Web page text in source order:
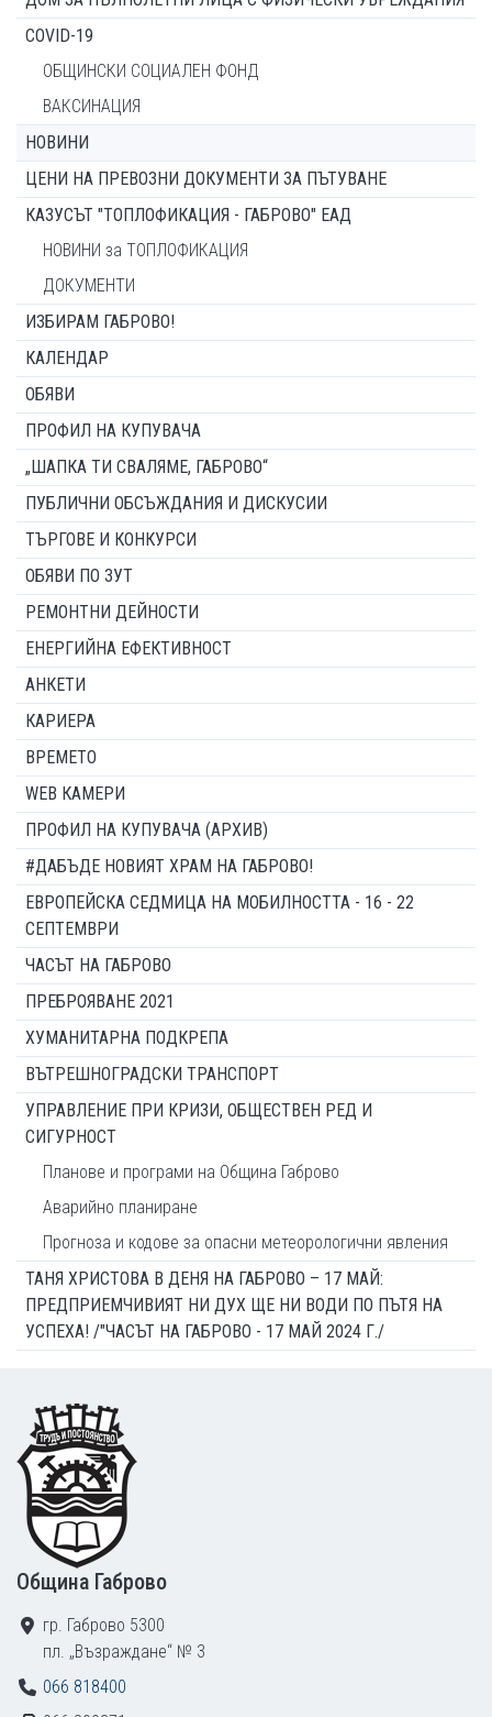
COVID-19
ОБЩИНСКИ СОЦИАЛЕН ФОНД
ВАКСИНАЦИЯ
НОВИНИ
ЦЕНИ НА ПРЕВОЗНИ ДОКУМЕНТИ ЗА ПЪТУВАНЕ
КАЗУСЪТ "ТОПЛОФИКАЦИЯ - ГАБРОВО" ЕАД
НОВИНИ за ТОПЛОФИКАЦИЯ
ДОКУМЕНТИ
ИЗБИРАМ ГАБРОВО!
КАЛЕНДАР
ОБЯВИ
ПРОФИЛ НА КУПУВАЧА
„ШАПКА ТИ СВАЛЯМЕ, ГАБРОВО“
ПУБЛИЧНИ ОБСЪЖДАНИЯ И ДИСКУСИИ
ТЪРГОВЕ И КОНКУРСИ
ОБЯВИ ПО ЗУТ
РЕМОНТНИ ДЕЙНОСТИ
ЕНЕРГИЙНА ЕФЕКТИВНОСТ
АНКЕТИ
КАРИЕРА
ВРЕМЕТО
WEB КАМЕРИ
ПРОФИЛ НА КУПУВАЧА (АРХИВ)
#ДАБЪДЕ НОВИЯТ ХРАМ НА ГАБРОВО!
ЕВРОПЕЙСКА СЕДМИЦА НА МОБИЛНОСТТА - 16 - 22
СЕПТЕМВРИ
ЧАСЪТ НА ГАБРОВО
ПРЕБРОЯВАНЕ 2021
ХУМАНИТАРНА ПОДКРЕПА
ВЪТРЕШНОГРАДСКИ ТРАНСПОРТ
УПРАВЛЕНИЕ ПРИ КРИЗИ, ОБЩЕСТВЕН РЕД И
СИГУРНОСТ
Планове и програми на Община Габрово
Аварийно планиране
Прогноза и кодове за опасни метеорологични явления
ТАНЯ ХРИСТОВА В ДЕНЯ НА ГАБРОВО – 17 МАЙ:
ПРЕДПРИЕМЧИВИЯТ НИ ДУХ ЩЕ НИ ВОДИ ПО ПЪТЯ НА
УСПЕХА! /"ЧАСЪТ НА ГАБРОВО - 17 МАЙ 2024 Г./
Footer
Община Габрово
гр. Габрово 5300
пл. „Възраждане“ № 3
066 818400